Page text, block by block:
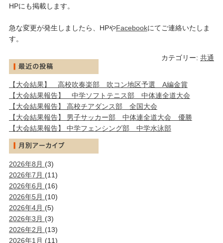
HPにも掲載します。
急な変更が発生しましたら、HPやFacebookにてご連絡いたしま
す。
カテゴリー:共通
【大会結果】 高校吹奏楽部 吹コン地区予選 A編金賞
【大会結果報告】 中学ソフトテニス部 中体連全道大会
【大会結果報告】 高校チアダンス部 全国大会
【大会結果報告】 男子サッカー部 中体連全道大会 優勝
【大会結果報告】 中学フェンシング部 中学水泳部
2026年8月 (3)
2026年7月 (11)
2026年6月 (16)
2026年5月 (10)
2026年4月 (5)
2026年3月 (3)
2026年2月 (13)
2026年1月 (11)